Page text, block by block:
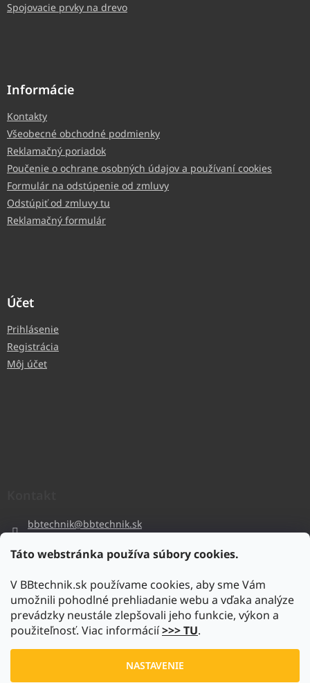
Táto webstránka používa súbory cookies.
V BBtechnik.sk používame cookies, aby sme Vám
umožnili pohodlné prehliadanie webu a vďaka analýze
prevádzky neustále zlepšovali jeho funkcie, výkon a
použiteľnosť. Viac informácií>>> TU.
NASTAVENIE
Spojovacie prvky na drevo
Informácie
Kontakty
Všeobecné obchodné podmienky
Reklamačný poriadok
Poučenie o ochrane osobných údajov a používaní cookies
Formulár na odstúpenie od zmluvy
Odstúpiť od zmluvy tu
Reklamačný formulár
Účet
Prihlásenie
Registrácia
Môj účet
bbtechnik@bbtechnik.sk
bbtechnik
https://www.youtube.com/@bb-techniks.r.o.7746